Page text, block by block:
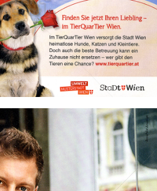
STADT WIEN PID 2016
Bild-ID: 72236